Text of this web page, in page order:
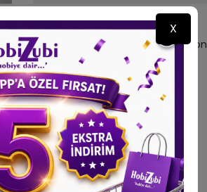
Yuvarlak Tealight Mumluk Silikon
Kalıbı
200,00 TL
X